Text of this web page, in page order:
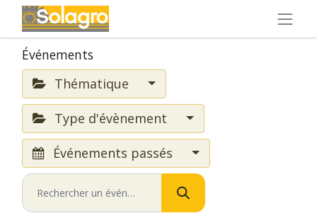
Événements
Thématique
Type d'évènement
Événements passés